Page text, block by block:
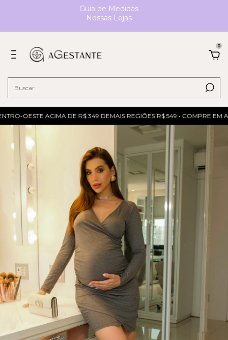
Guia de Medidas
Nossas Lojas
0
OESTE ACIMA DE R$ 349 DEMAIS REGIÕES R$ 549 • COMPRE EM